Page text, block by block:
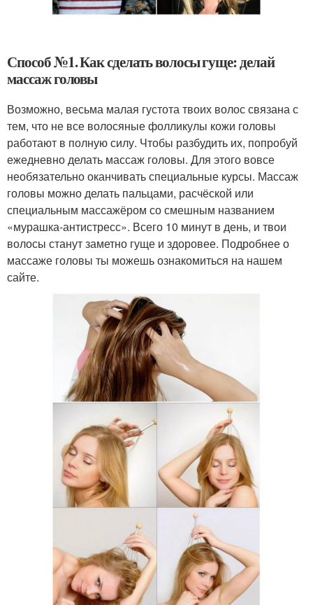
Способ №1. Как сделать волосы гуще: делай
массаж головы
Возможно, весьма малая густота твоих волос связана с
тем, что не все волосяные фолликулы кожи головы
работают в полную силу. Чтобы разбудить их, попробуй
ежедневно делать массаж головы. Для этого вовсе
необязательно оканчивать специальные курсы. Массаж
головы можно делать пальцами, расчёской или
специальным массажёром со смешным названием
«мурашка-антистресс». Всего 10 минут в день, и твои
волосы станут заметно гуще и здоровее. Подробнее о
массаже головы ты можешь ознакомиться на нашем
сайте.